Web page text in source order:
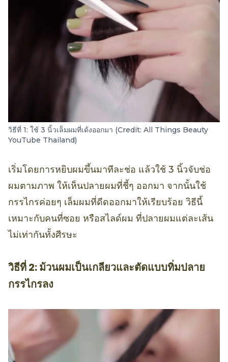
วิธีที่ 1: ใช้ 3 นิ้วเล็มผมที่เด้งออกมา (Credit: All Things Beauty
YouTube Thailand)
เริ่มโดยการหยิบผมขึ้นมาทีละช่อ แล้วใช้ 3 นิ้วจับช่อ
ผมตามภาพ ให้เห็นปลายผมที่ชี้ๆ ออกมา จากนั้นใช้
กรรไกรค่อยๆ เล็มผมที่ดีดออกมาให้เรียบร้อย วิธีนี้
เหมาะกับคนที่ซอย หรือสไลด์ผม ที่ปลายผมแต่ละเส้น
ไม่เท่ากันทั้งศีรษะ
วิธีที่ 2: ม้วนผมเป็นเกลียวและตัดแบบทิ่มปลาย
กรรไกรลง